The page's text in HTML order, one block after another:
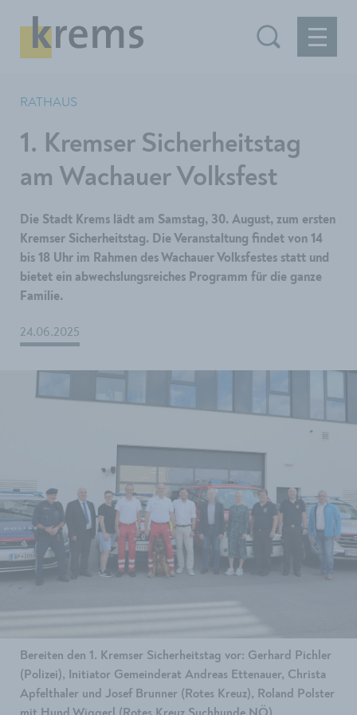
RATHAUS
1. Kremser Sicherheitstag
am Wachauer Volksfest
Die Stadt Krems lädt am Samstag, 30. August, zum ersten
Kremser Sicherheitstag. Die Veranstaltung findet von 14
bis 18 Uhr im Rahmen des Wachauer Volksfestes statt und
bietet ein abwechslungsreiches Programm für die ganze
Familie.
24.06.2025
Bereiten den 1. Kremser Sicherheitstag vor: Gerhard Pichler
(Polizei), Initiator Gemeinderat Andreas Ettenauer, Christa
Apfelthaler und Josef Brunner (Rotes Kreuz), Roland Polster